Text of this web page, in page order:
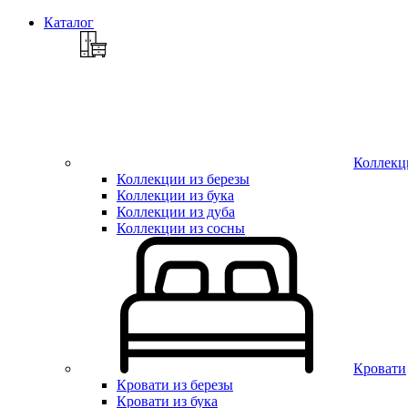
Каталог
Коллекции из березы
Коллекции из бука
Коллекции из дуба
Коллекции из сосны
Кровати
Кровати из березы
Кровати из бука